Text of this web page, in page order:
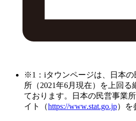
※1：iタウンページは、日本の
所（2021年6月現在）を上回
ております。日本の民営事業
イト（https://www.stat.go.jp）を